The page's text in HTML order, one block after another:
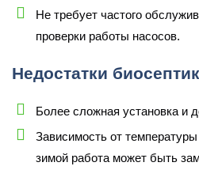
Не требует частого
проверки работы насосов.
Недостатки
Более сложная установка и
Зависимость от
зимой работа может быть